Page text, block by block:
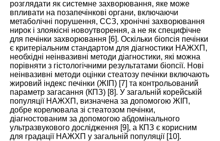
розглядати як системне захворювання, яке може
впливати на позапечінкові органи, включаючи
метаболічні порушення, ССЗ, хронічні захворювання
нирок і злоякісні новоутворення, а не як специфічне
для печінки захворювання [6]. Оскільки біопсія печінки
є критеріальним стандартом для діагностики НАЖХП,
необхідні неінвазивні методи діагностики, які можна
порівняти з гістологічними результатами біопсії. Нові
неінвазивні методи оцінки стеатозу печінки включають
жировий індекс печінки (ЖІП) [7] та контрольований
параметр загасання (КПЗ) [8]. У загальній корейській
популяції НАЖХП, визначена за допомогою ЖІП,
добре корелювала зі стеатозом печінки,
діагностованим за допомогою абдомінального
ультразвукового дослідження [9], а КПЗ є корисним
для градації НАЖХП у загальній популяції [10].